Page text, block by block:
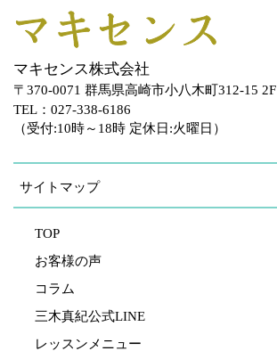
マキセンス株式会社
〒370-0071 群馬県高崎市小八木町312-15 2F
TEL：027-338-6186
（受付:10時～18時 定休日:火曜日）
サイトマップ
TOP
お客様の声
コラム
三木真紀公式LINE
レッスンメニュー